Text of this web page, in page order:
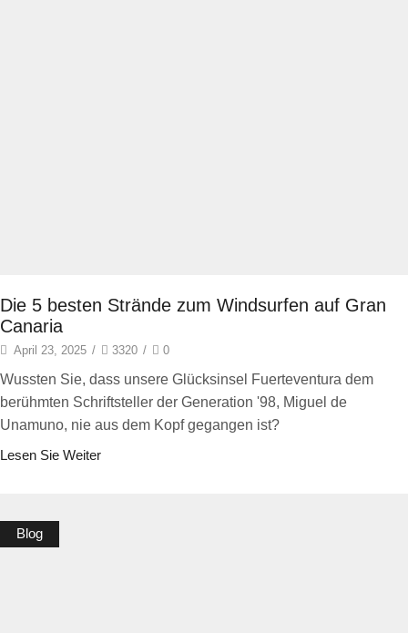
Die 5 besten Strände zum Windsurfen auf Gran
Canaria
April 23, 2025 / 3320 / 0
Wussten Sie, dass unsere Glücksinsel Fuerteventura dem
berühmten Schriftsteller der Generation '98, Miguel de
Unamuno, nie aus dem Kopf gegangen ist?
Lesen Sie Weiter
Blog